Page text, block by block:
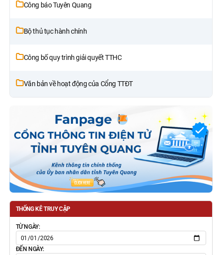
Công báo Tuyên Quang
Bộ thủ tục hành chính
Công bố quy trình giải quyết TTHC
Văn bản về hoạt động của Cổng TTĐT
THỐNG KÊ TRUY CẬP
TỪ NGÀY:
ĐẾN NGÀY: